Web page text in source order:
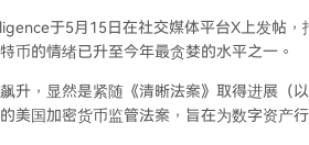
于5月15日在社交媒体平台X上发帖
币的情绪已升至今年最贪婪的水平之一。
升，显然是紧随《清晰法案》取得进展（
美国加密货币监管法案，旨在为数字资产